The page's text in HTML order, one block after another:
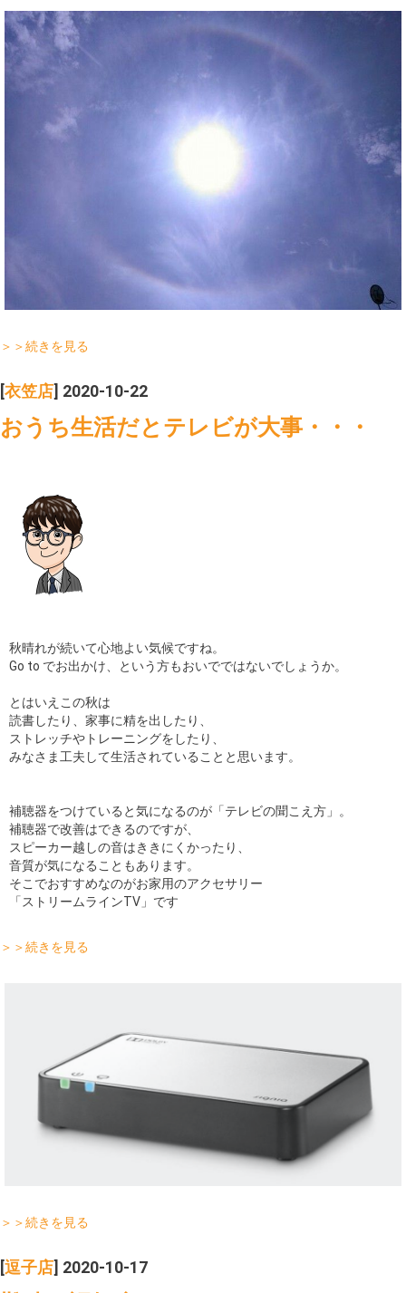
＞＞続きを見る
[衣笠店] 2020-10-22
おうち生活だとテレビが大事・・・
秋晴れが続いて心地よい気候ですね。
Go to でお出かけ、という方もおいでではないでしょうか。
とはいえこの秋は
読書したり、家事に精を出したり、
ストレッチやトレーニングをしたり、
みなさま工夫して生活されていることと思います。
補聴器をつけていると気になるのが「テレビの聞こえ方」。
補聴器で改善はできるのですが、
スピーカー越しの音はききにくかったり、
音質が気になることもあります。
そこでおすすめなのがお家用のアクセサリー
「ストリームラインTV」です
＞＞続きを見る
＞＞続きを見る
逗子店 ] 2020-10-17